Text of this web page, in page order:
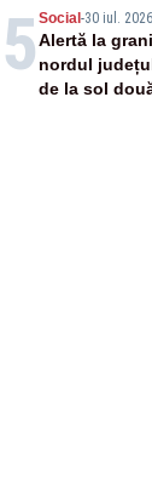
5 Social -30 iul.
Alertă la
nordul
de la sol